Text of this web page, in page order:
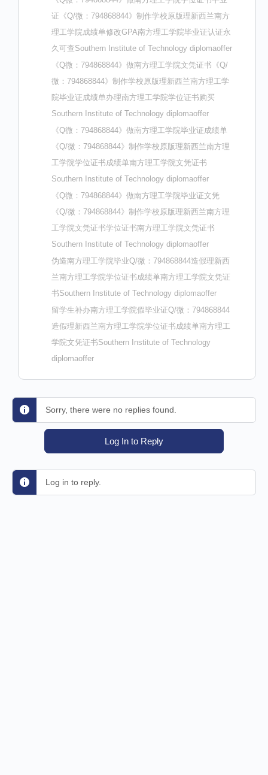
证《Q/微：794868844》制作学校原版理新西兰南方
理工学院成绩单修改GPA南方理工学院毕业证认证永
久可查Southern Institute of Technology diplomaoffer
《Q微：794868844》做南方理工学院文凭证书《Q/
微：794868844》制作学校原版理新西兰南方理工学
院毕业证成绩单办理南方理工学院学位证书购买
Southern Institute of Technology diplomaoffer
《Q微：794868844》做南方理工学院毕业证成绩单
《Q/微：794868844》制作学校原版理新西兰南方理
工学院学位证书成绩单南方理工学院文凭证书
Southern Institute of Technology diplomaoffer
《Q微：794868844》做南方理工学院毕业证文凭
《Q/微：794868844》制作学校原版理新西兰南方理
工学院文凭证书学位证书南方理工学院文凭证书
Southern Institute of Technology diplomaoffer
伪造南方理工学院毕业Q/微：794868844造假理新西
兰南方理工学院学位证书成绩单南方理工学院文凭证
书Southern Institute of Technology diplomaoffer
留学生补办南方理工学院假毕业证Q/微：794868844
造假理新西兰南方理工学院学位证书成绩单南方理工
学院文凭证书Southern Institute of Technology
diplomaoffer
Sorry, there were no replies found.
Log In to Reply
Log in to reply.